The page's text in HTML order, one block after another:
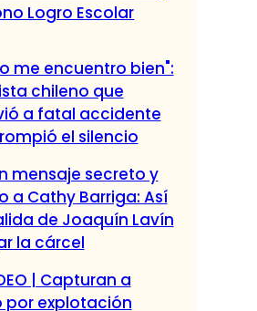
Logro Escolar
me encuentro bien":
chileno que
a fatal accidente
el silencio
mensaje secreto y
a Cathy Barriga: Así
de Joaquín Lavín
la cárcel
| Capturan a
por explotación